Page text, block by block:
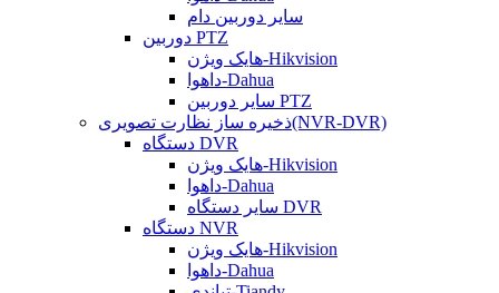
سایر دوربین دام
دوربین PTZ
هایک ویژن-Hikvision
داهوا-Dahua
سایر دوربین PTZ
ذخیره ساز نظارت تصویری(NVR-DVR)
دستگاه DVR
هایک ویژن-Hikvision
داهوا-Dahua
سایر دستگاه DVR
دستگاه NVR
هایک ویژن-Hikvision
داهوا-Dahua